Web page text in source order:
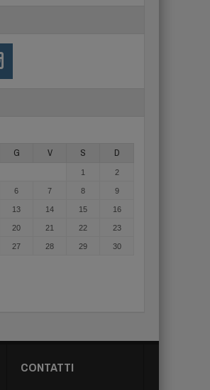
G V S D
1 2
6 7 8 9
13 14 15 16
20 21 22 23
27 28 29 30
CONTATTI